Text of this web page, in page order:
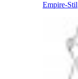
Empire-Stil